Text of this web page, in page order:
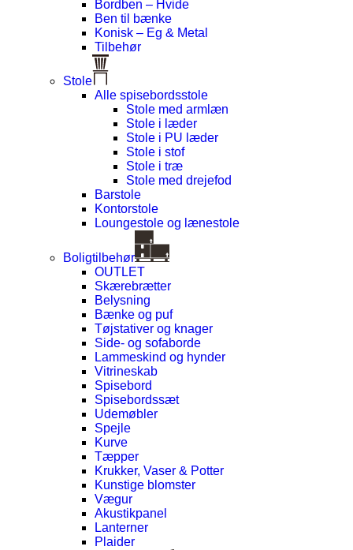
Bordben – Hvide
Ben til bænke
Konisk – Eg & Metal
Tilbehør
Stole
Alle spisebordsstole
Stole med armlæn
Stole i læder
Stole i PU læder
Stole i stof
Stole i træ
Stole med drejefod
Barstole
Kontorstole
Loungestole og lænestole
Boligtilbehør
OUTLET
Skærebrætter
Belysning
Bænke og puf
Tøjstativer og knager
Side- og sofaborde
Lammeskind og hynder
Vitrineskab
Spisebord
Spisebordssæt
Udemøbler
Spejle
Kurve
Tæpper
Krukker, Vaser & Potter
Kunstige blomster
Vægur
Akustikpanel
Lanterner
Plaider